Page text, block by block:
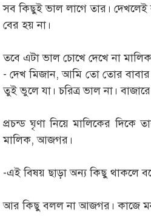
সব কিছুই ভাল লাগে তার।
বের হয় না।
তবে এটা ভাল চোখে দেখে না
- দেখ মিজান, আমি তো তোর
তুই ভুলে যা। চরিত্র ভাল না।
প্রচন্ড ঘৃণা নিয়ে মালিকের দিকে
মালিক, আজগর।
-এই বিষয় ছাড়া অন্য কিছু থাকলে
আর কিছু বলল না আজগর। কাজে মন